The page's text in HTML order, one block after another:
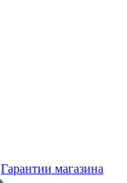
Гарантии магазина